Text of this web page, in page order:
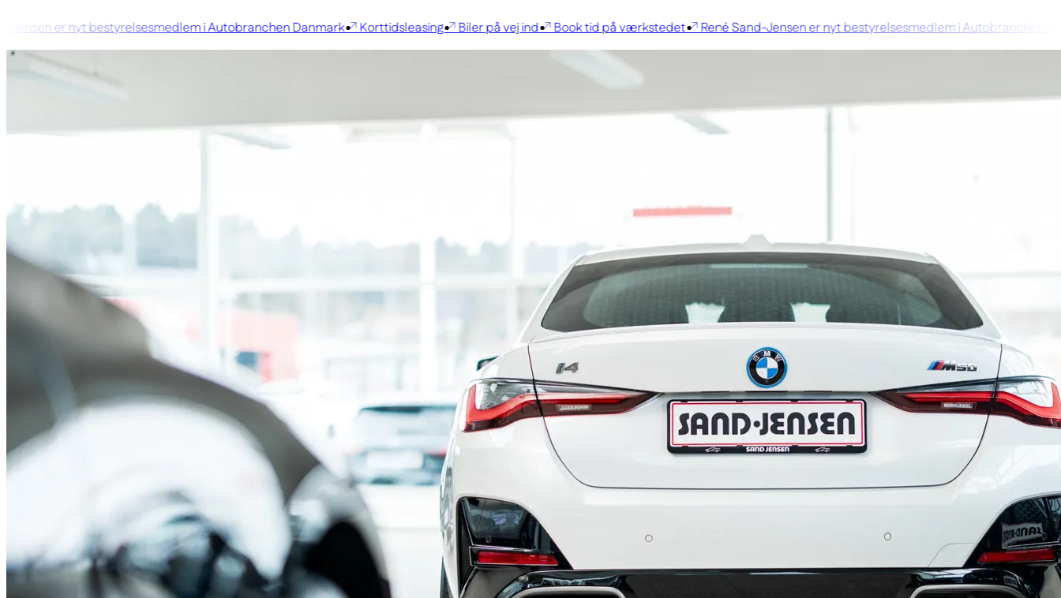
er nyt bestyrelsesmedlem i Autobranchen Danmark Korttidsleasing Biler på vej ind Book tid på værkstedet René Sand-Jensen er nyt bestyrelsesmedlem i Autobranchen